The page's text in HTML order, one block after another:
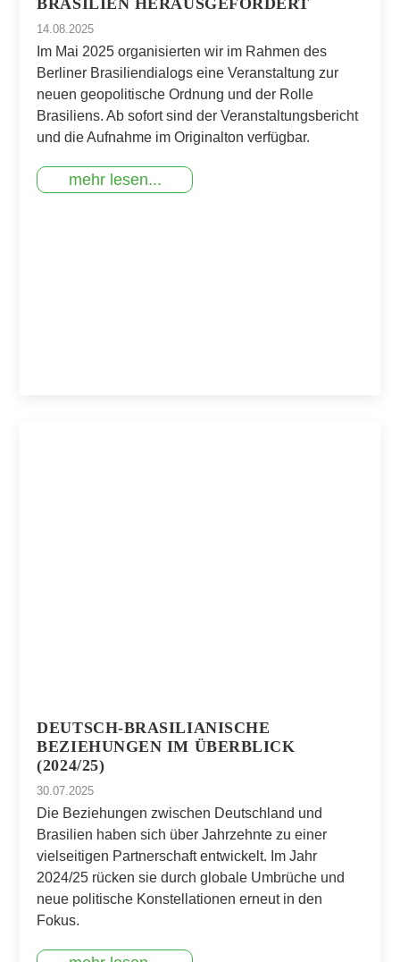
BRASILIEN HERAUSGEFORDERT
14.08.2025
Im Mai 2025 organisierten wir im Rahmen des
Berliner Brasiliendialogs eine Veranstaltung zur
neuen geopolitische Ordnung und der Rolle
Brasiliens. Ab sofort sind der Veranstaltungsbericht
und die Aufnahme im Originalton verfügbar.
mehr lesen...
DEUTSCH-BRASILIANISCHE
BEZIEHUNGEN IM ÜBERBLICK
(2024/25)
30.07.2025
Die Beziehungen zwischen Deutschland und
Brasilien haben sich über Jahrzehnte zu einer
vielseitigen Partnerschaft entwickelt. Im Jahr
2024/25 rücken sie durch globale Umbrüche und
neue politische Konstellationen erneut in den
Fokus.